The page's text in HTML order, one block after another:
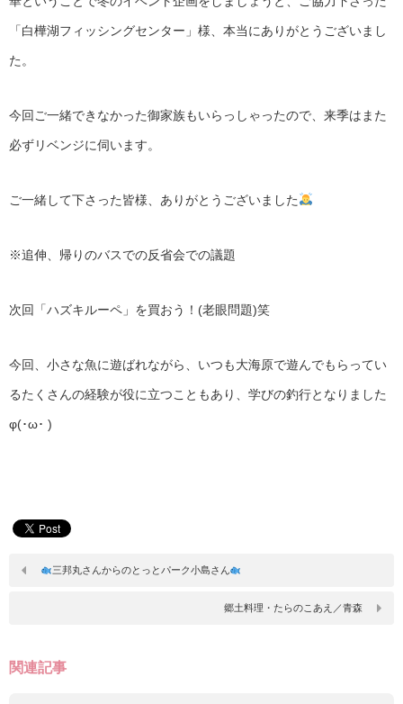
「白樺湖フィッシングセンター」様、本当にありがとうございまし
た。
今回ご一緒できなかった御家族もいらっしゃったので、来季はまた
必ずリベンジに伺います。
ご一緒して下さった皆様、ありがとうございました
※追伸、帰りのバスでの反省会での議題
次回「ハズキルーペ」を買おう！(老眼問題)笑
今回、小さな魚に遊ばれながら、いつも大海原で遊んでもらってい
るたくさんの経験が役に立つこともあり、学びの釣行となりました
φ(･ω･ )
三邦丸さんからのとっとパーク小島さん
郷土料理・たらのこあえ／青森
関連記事